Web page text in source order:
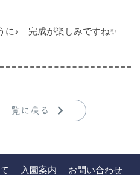
に♪ 完成が楽しみですね✨
覧に戻る
入園案内 お問い合わせ